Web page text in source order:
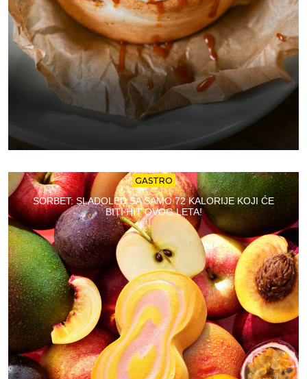
GASTRO
SORBET: SLADOLED SA SAMO 72 KALORIJE KOJI ĆE
BITI HIT OVOG LETA!